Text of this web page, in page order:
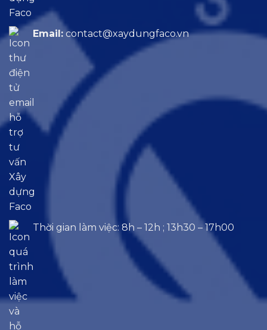
Email: contact@xaydungfaco.vn
Thời gian làm việc: 8h – 12h ; 13h30 – 17h00